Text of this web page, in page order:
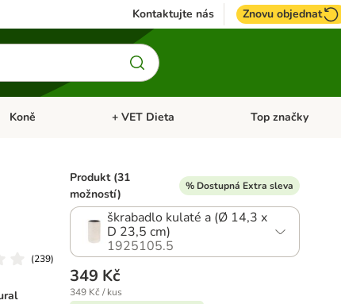
Kontaktujte nás Znovu objednat
Otevřít menu: Akvaristika
Koně Otevřít menu: Koně
+ VET Dieta Otevřít menu: + VET
Top značky
(239)
Produkt (31
možností)
% Dostupná Extra sleva
škrabadlo kulaté a (Ø 14,3 x
D 23,5 cm)
1925105.5
349 Kč
349 Kč / kus